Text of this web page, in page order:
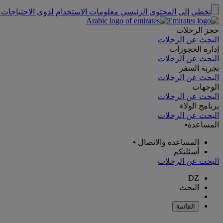
تخطي إلى المحتوى الرئيسي معلومات الاستخدام لذوي
حجز الرحلات
البحث عن الرحلات
إدارة الحجوزات
البحث عن الرحلات
تجربة السفر
البحث عن الرحلات
الوجهات
البحث عن الرحلات
برنامج الولاء
البحث عن الرحلات
المساعدة•
المساعدة والاتصال •
أسئلتكم
البحث عن الرحلات
DZ
البحث
القائمة